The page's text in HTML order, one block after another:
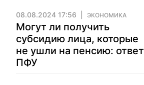
08.08.2024 17:56 ЭКОНОМИКА
Могут ли получить
субсидию лица, которые
не ушли на пенсию: ответ
ПФУ